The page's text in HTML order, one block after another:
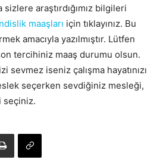
araştırdığımız bilgileri
maaşları için tıklayınız. Bu
amacıyla yazılmıştır. Lütfen
tercihiniz maaş durumu olsun.
sevmez iseniz çalışma hayatınızı
seçerken sevdiğiniz mesleği,
seçiniz.